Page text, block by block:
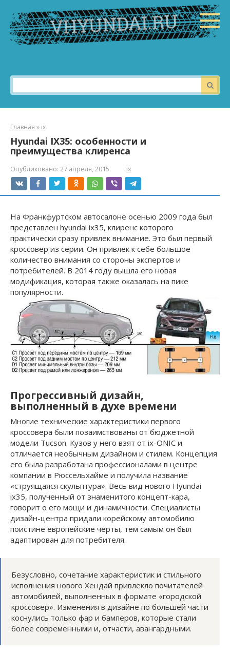
контенту
Поиск:
Главная » ix
Hyundai IX35: особенности и
преимущества клиренса
Опубликовано: 27 апреля, 2015 ix
На Франкфуртском автосалоне осенью 2009 года был
представлен hyundai ix35, клиренс которого
практически сразу привлек внимание. Это был первый
кроссовер из серии. Он привлек к себе большое
количество внимания со стороны экспертов и
потребителей. В 2014 году вышла его новая
модификация, которая также оказалась на пике
популярности.
Прогрессивный дизайн,
выполненный в духе времени
Многие технические характеристики первого
кроссовера были позаимствованы от бюджетной
модели Tucson. Кузов у него взят от ix-ONIC и
отличается необычным дизайном и стилем. Концепция
его была разработана профессионалами в центре
компании в Рюссельхайме и получила название
«струящаяся скульптура». Весь вид нового Hyundai
ix35, полученный от знаменитого концепт-кара,
говорит о его мощи и динамичности. Специалисты
дизайн-центра придали корейскому автомобилю
поистине европейские черты, тем самым он был
адаптирован для потребителя.
Безусловно, сочетание характеристик и стильного
исполнения нового Хендай привлекло почитателей
автомобилей, выполненных в формате «городской
кроссовер». Изменения в дизайне по большей части
коснулись только фар и бамперов, которые стали
более современными и, отчасти, авангардными.